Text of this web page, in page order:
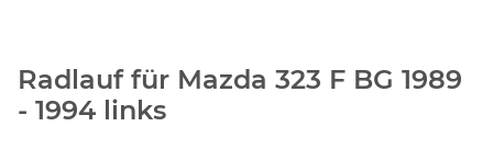
Radlauf für Mazda 323 F BG 1989
- 1994 links